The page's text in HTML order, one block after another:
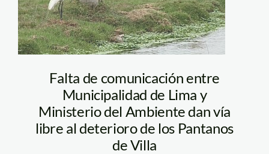
Falta de comunicación entre
Municipalidad de Lima y
Ministerio del Ambiente dan vía
libre al deterioro de los Pantanos
de Villa